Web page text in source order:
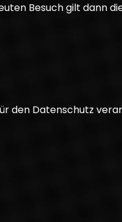
Besuch gilt dann
den Datenschutz